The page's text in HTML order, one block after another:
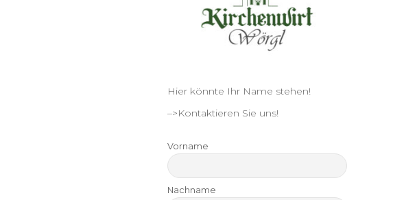
Hier könnte Ihr Name stehen!
–>Kontaktieren Sie uns!
Vorname
Nachname